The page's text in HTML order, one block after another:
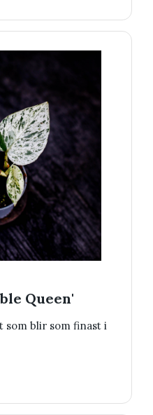
Queen'
som blir som finast i